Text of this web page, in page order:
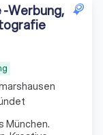
Werbung,
München.